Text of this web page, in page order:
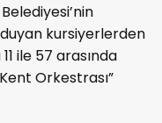
kursiyerlerden
ile 57 arasında
Orkestrası”